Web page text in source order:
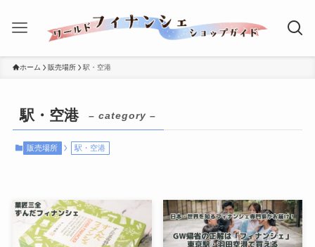
ホーム 販売場所 駅・空港
駅・空港 – category –
販売場所 駅・空港